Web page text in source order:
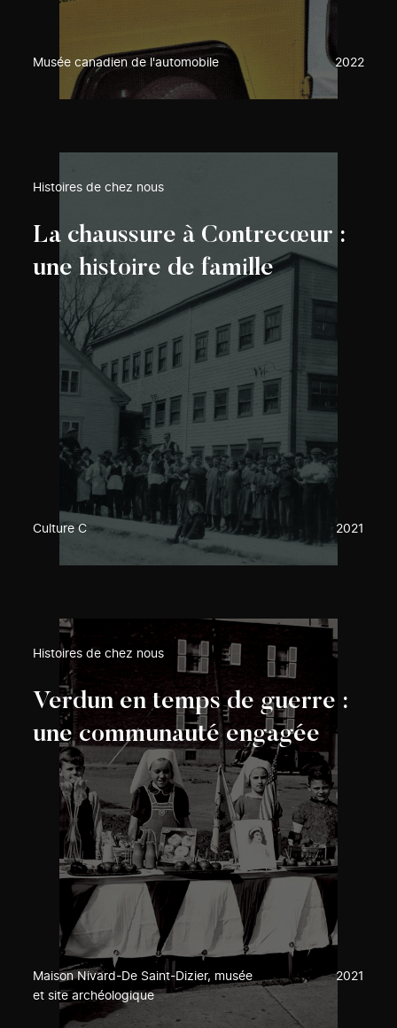
Musée canadien de l'automobile 2022
Histoires de chez nous
La chaussure à Contrecœur :
une histoire de famille
Culture C 2021
Histoires de chez nous
Verdun en temps de guerre :
une communauté engagée
Maison Nivard-De Saint-Dizier, musée
et site archéologique
2021